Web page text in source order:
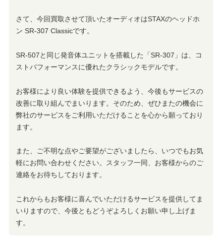
さて、今回買取させて頂いたオーディオはSTAXのヘッドホ
ン SR-307 Classicです。
SR-507と同じ発音体ユニットを搭載した「SR-307」は、コ
ストパフォーマンスに優れたクラシックモデルです。
お客様により良い体験を提供できるよう、今後もサービスの
改善に取り組んでまいります。そのため、ぜひまたの機会に
弊社のサービスをご利用いただけることを心から願っており
ます。
また、ご不明な点やご要望がございましたら、いつでもお気
軽にお問い合わせください。スタッフ一同、お客様からのご
連絡をお待ちしております。
これからもお客様に喜んでいただけるサービスを提供してま
いりますので、今後ともどうぞよろしくお願い申し上げま
す。